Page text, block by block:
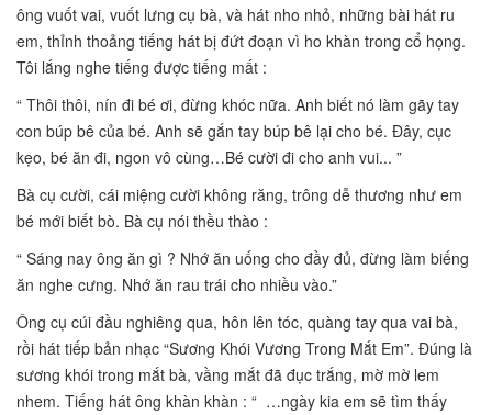
ông vuốt vai, vuốt lưng cụ bà, và hát nho nhỏ, những bài hát ru
em, thỉnh thoảng tiếng hát bị đứt đoạn vì ho khàn trong cổ họng.
Tôi lắng nghe tiếng được tiếng mất :
“ Thôi thôi, nín đi bé ơi, đừng khóc nữa. Anh biết nó làm gãy tay
con búp bê của bé. Anh sẽ gắn tay búp bê lại cho bé. Đây, cục
kẹo, bé ăn đi, ngon vô cùng…Bé cười đi cho anh vui... ”
Bà cụ cười, cái miệng cười không răng, trông dễ thương như em
bé mới biết bò. Bà cụ nói thều thào :
“ Sáng nay ông ăn gì ? Nhớ ăn uống cho đầy đủ, đừng làm biếng
ăn nghe cưng. Nhớ ăn rau trái cho nhiều vào.”
Ông cụ cúi đầu nghiêng qua, hôn lên tóc, quàng tay qua vai bà,
rồi hát tiếp bản nhạc “Sương Khói Vương Trong Mắt Em”. Đúng là
sương khói trong mắt bà, vầng mắt đã đục trắng, mờ mờ lem
nhem. Tiếng hát ông khàn khàn : “ …ngày kia em sẽ tìm thấy